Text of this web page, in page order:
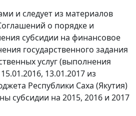
и следует из материалов
о порядке и
субсидии на финансовое
государственного задания
услуг (выполнения
13.01.2017 из
Республики Саха (Якутия)
субсидии на 2015, 2016 и 2017